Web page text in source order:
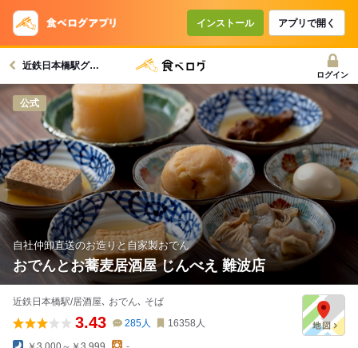
インストール アプリで開く
近鉄日本橋駅グルメへ
ログイン
公式
自社仲卸直送のお造りと自家製おでん
おでんとお蕎麦居酒屋 じんべえ 難波店
近鉄日本橋駅/居酒屋､ おでん､ そば
3.43 285人 16358 人
￥3,000～￥3,999 -
コースで使えるクーポン
戻る
クーポンを利用せず予約する